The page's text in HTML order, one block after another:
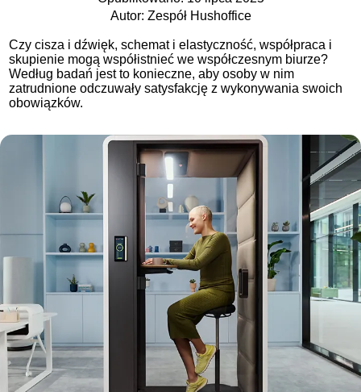
Autor: Zespół Hushoffice
Czy cisza i dźwięk, schemat i elastyczność, współpraca i
skupienie mogą współistnieć we współczesnym biurze?
Według badań jest to konieczne, aby osoby w nim
zatrudnione odczuwały satysfakcję z wykonywania swoich
obowiązków.